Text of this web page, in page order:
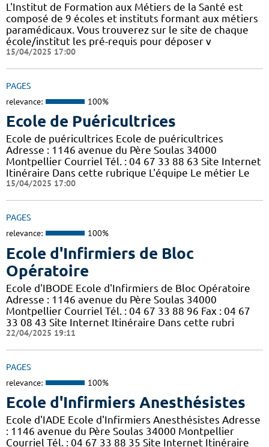
L'Institut de Formation aux Métiers de la Santé est
composé de 9 écoles et instituts formant aux métiers
paramédicaux. Vous trouverez sur le site de chaque
école/institut les pré-requis pour déposer v
15/04/2025 17:00
PAGES
relevance: 100%
Ecole de Puéricultrices
Ecole de puéricultrices Ecole de puéricultrices
Adresse : 1146 avenue du Père Soulas 34000
Montpellier Courriel Tél. : 04 67 33 88 63 Site Internet
Itinéraire Dans cette rubrique L'équipe Le métier Le
15/04/2025 17:00
PAGES
relevance: 100%
Ecole d'Infirmiers de Bloc
Opératoire
Ecole d'IBODE Ecole d'Infirmiers de Bloc Opératoire
Adresse : 1146 avenue du Père Soulas 34000
Montpellier Courriel Tél. : 04 67 33 88 96 Fax : 04 67
33 08 43 Site Internet Itinéraire Dans cette rubri
22/04/2025 19:11
PAGES
relevance: 100%
Ecole d'Infirmiers Anesthésistes
Ecole d'IADE Ecole d'Infirmiers Anesthésistes Adresse
: 1146 avenue du Père Soulas 34000 Montpellier
Courriel Tél. : 04 67 33 88 35 Site Internet Itinéraire